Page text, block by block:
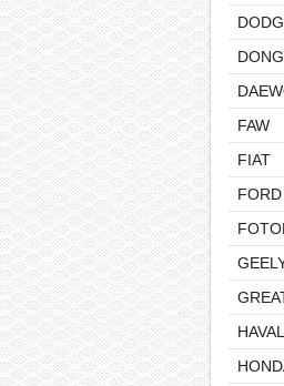
FAW
FIAT
FORD
HAVAL